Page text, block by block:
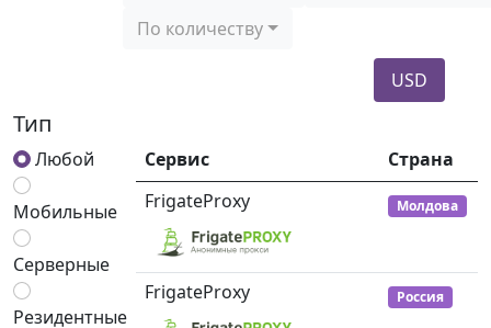
По количеству
USD
Тип
Любой
Мобильные
Серверные
Резидентные
Сервис
Страна
FrigateProxy
Молдова
FrigateProxy Россия